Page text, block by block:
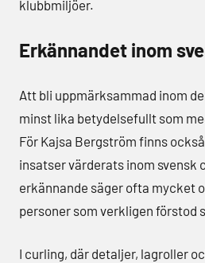
klubbmiljöer.
Erkännandet inom
Att bli uppmärksammad inom
minst lika betydelsefullt som
För Kajsa Bergström finns
insatser värderats inom svensk
erkännande säger ofta mycket
personer som verkligen förstod
I curling, där detaljer, lagroller